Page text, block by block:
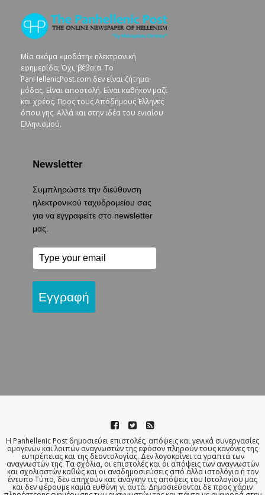
Μία ακόμα «μοδάτη» ηλεκτρονική
εφημερίδα; Όχι, βέβαια. To
PanHellenicPost.com δεν είναι ζήτημα
μόδας. Είναι αποστολή. Είναι καθήκον μαζί
και χρέος. Προς τους Απόδημους Έλληνες
όπου γης. Αλλά και στην ιδέα του ενιαίου
Ελληνισμού.
Newsletter
Συμπληρώστε την διεύθυνση
ηλεκτρονικού ταχυδρομείου σας
για να εγγραφείτε στο newsletter
μας.
Εγγραφή
Η Panhellenic Post δημοσιεύει επιστολές, απόψεις και γενικά συνεργασίες
ομογενών και λοιπών αναγνωστών της εφόσον πληρούν τους κανόνες της
ευπρέπειας και της δεοντολογίας. Δεν λογοκρίνει τα γραπτά των
αναγνωστών της. Τα σχόλια, οι επιστολές και οι απόψεις των αναγνωστών
και σχολιαστών καθώς και οι αναδημοσιεύσεις από άλλα ιστολόγια ή τον
έντυπο Τύπο, δεν απηχούν κατ΄ ανάγκην τις απόψεις του Ιστολογίου μας
και δεν φέρουμε καμία ευθύνη γι αυτά. Δημοσιεύονται δε προς χάριν